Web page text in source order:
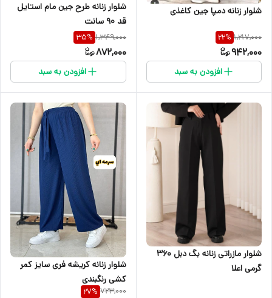
شلوار زنانه دمپا جین کاغذی
1,217,000
22%
942,000
افزودن به سبد
شلوار زنانه طرح جین مام استایل
قد 90 سانت
1,349,000
35%
872,000
افزودن به سبد
شلوار مازراتی زنانه بگ دبل ۳۶۰
گرمی اعلا
شلوار زنانه کریشه فری سایز کمر
کشی رنگبندی
723,000
27%